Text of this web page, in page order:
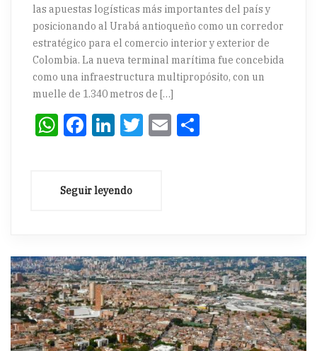
las apuestas logísticas más importantes del país y
posicionando al Urabá antioqueño como un corredor
estratégico para el comercio interior y exterior de
Colombia. La nueva terminal marítima fue concebida
como una infraestructura multipropósito, con un
muelle de 1.340 metros de […]
WhatsApp
Facebook
LinkedIn
Twitter
Email